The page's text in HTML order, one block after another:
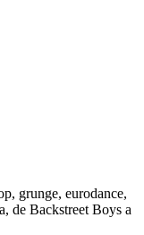
grunge, eurodance,
de Backstreet Boys a